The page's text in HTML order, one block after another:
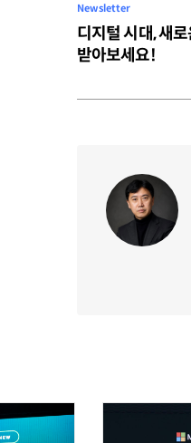
Newsletter
디지털 시대, 새
받아보세요!